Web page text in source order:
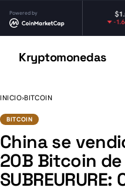
Powered by
XRP
XRP
Kryptomonedas
INICIO›BITCOIN
BITCOIN
China se
20B Bitcoin de
SUBREURURE: